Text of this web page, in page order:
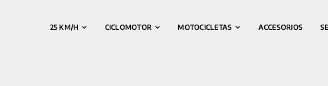
25 KM/H CICLOMOTOR MOTOCICLETAS ACCESORIOS